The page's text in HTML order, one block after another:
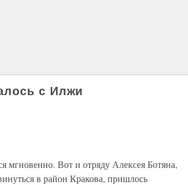
с Илжи
мгновенно. Вот и отряду Алексея Ботяна,
в район Кракова, пришлось